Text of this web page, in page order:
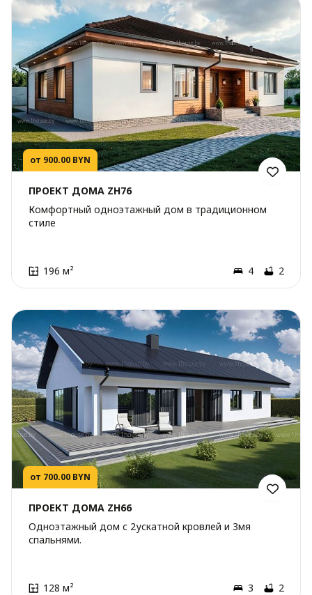
от 900.00 BYN
ПРОЕКТ ДОМА ZH76
Комфортный одноэтажный дом в традиционном
стиле
196 м² 4 2
от 700.00 BYN
ПРОЕКТ ДОМА ZH66
Одноэтажный дом с 2ускатной кровлей и 3мя
спальнями.
128 м² 3 2